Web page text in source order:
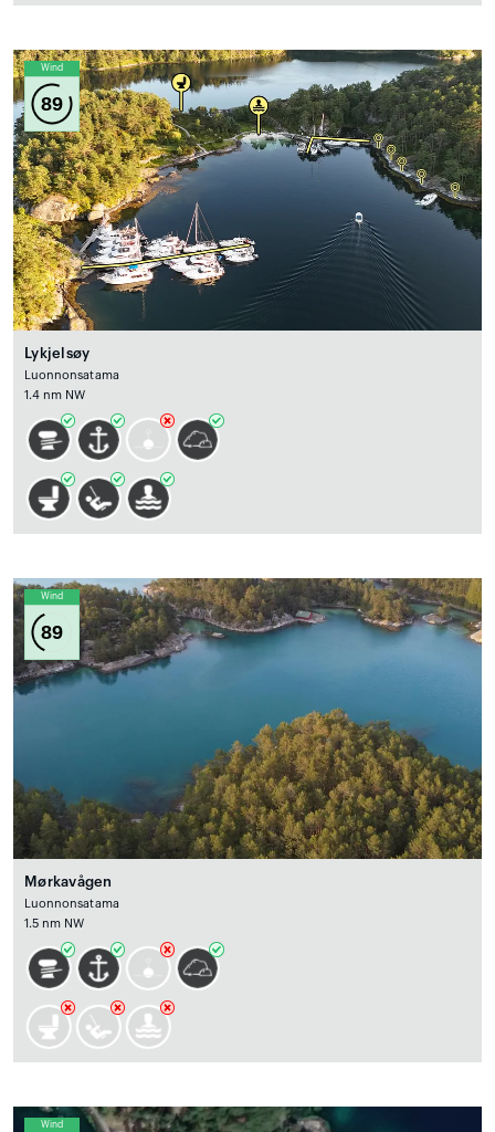
Wind
89
Lykjelsøy
Luonnonsatama
1.4 nm NW
Wind
89
Mørkavågen
Luonnonsatama
1.5 nm NW
Wind